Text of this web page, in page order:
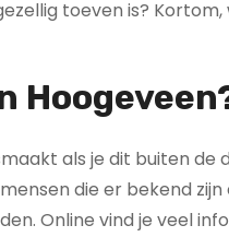
toeven is?
als je dit buiten de
die er bekend
Online vind je veel